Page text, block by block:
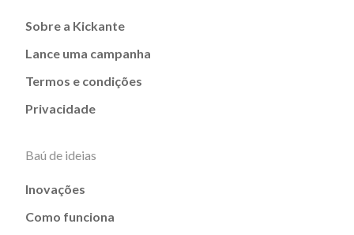
Sobre a Kickante
Lance uma campanha
Termos e condições
Privacidade
Baú de ideias
Inovações
Como funciona